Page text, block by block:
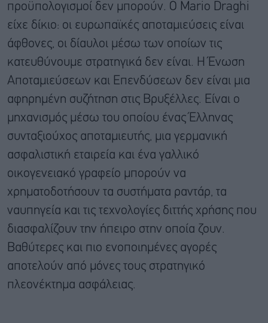
προϋπολογισμοί δεν μπορούν. Ο Mario Draghi
είχε δίκιο: οι ευρωπαϊκές αποταμιεύσεις είναι
άφθονες, οι δίαυλοι μέσω των οποίων τις
κατευθύνουμε στρατηγικά δεν είναι. Η Ένωση
Αποταμιεύσεων και Επενδύσεων δεν είναι μια
αφηρημένη συζήτηση στις Βρυξέλλες. Είναι ο
μηχανισμός μέσω του οποίου ένας Έλληνας
συνταξιούχος αποταμιευτής, μια γερμανική
ασφαλιστική εταιρεία και ένα γαλλικό
οικογενειακό γραφείο μπορούν να
χρηματοδοτήσουν τα συστήματα ραντάρ, τα
ναυπηγεία και τις τεχνολογίες διττής χρήσης που
διασφαλίζουν την ήπειρο στην οποία ζουν.
Βαθύτερες και πιο ενοποιημένες αγορές
αποτελούν από μόνες τους στρατηγικό
πλεονέκτημα ασφάλειας.